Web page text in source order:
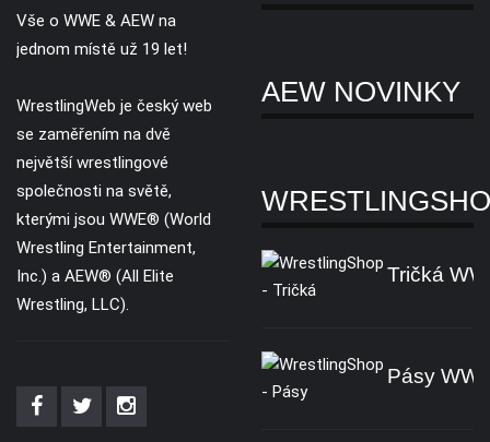
Vše o WWE & AEW na
jednom místě už 19 let!
WrestlingWeb je český web
se zaměřením na dvě
největší wrestlingové
společnosti na světě,
kterými jsou WWE® (World
Wrestling Entertainment,
Inc.) a AEW® (All Elite
Wrestling, LLC).
AEW NOVINKY
Tričká
Pásy